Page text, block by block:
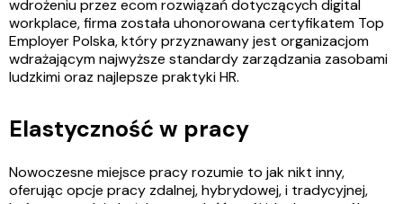
wdrożeniu przez ecom rozwiązań dotyczących digital
workplace, firma została uhonorowana certyfikatem Top
Employer Polska, który przyznawany jest organizacjom
wdrażającym najwyższe standardy zarządzania zasobami
ludzkimi oraz najlepsze praktyki HR.
Elastyczność w pracy
Nowoczesne miejsce pracy rozumie to jak nikt inny,
oferując opcje pracy zdalnej, hybrydowej, i tradycyjnej,